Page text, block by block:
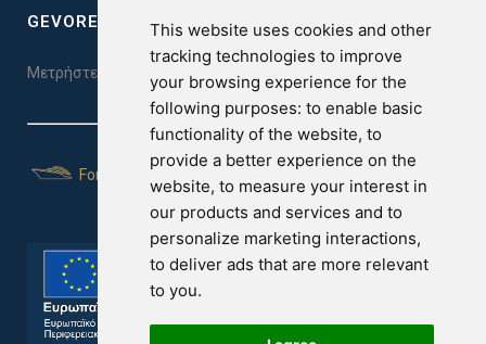
This website uses cookies and other
tracking technologies to improve
your browsing experience for the
following purposes: to enable basic
functionality of the website, to
provide a better experience on the
website, to measure your interest in
our products and services and to
personalize marketing interactions,
to deliver ads that are more relevant
to you.
GEVOREST SLEEP QUALITY INDEX
Μετρήστε την ποιότητα του ύπνου σας. Κάντε το τεστ εδώ!
For Yachts